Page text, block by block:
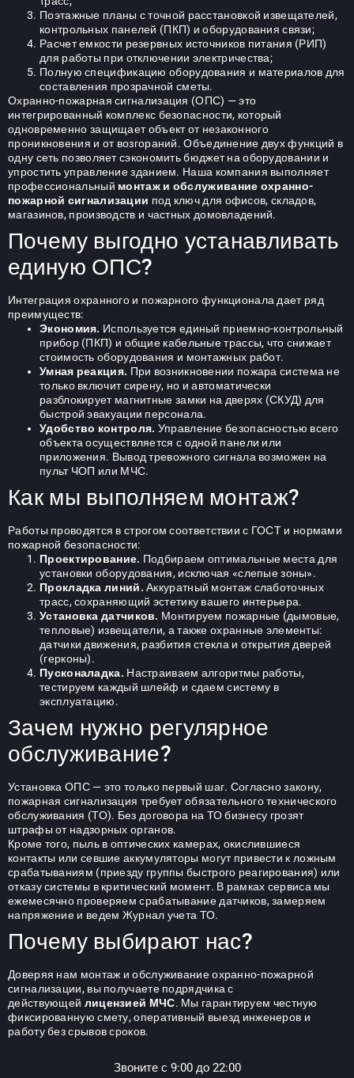
Поэтажные планы с точной расстановкой извещателей,
контрольных панелей (ПКП) и оборудования связи;
Расчет емкости резервных источников питания (РИП)
для работы при отключении электричества;
Полную спецификацию оборудования и материалов для
составления прозрачной сметы.
Охранно-пожарная сигнализация (ОПС) — это
интегрированный комплекс безопасности, который
одновременно защищает объект от незаконного
проникновения и от возгораний. Объединение двух функций в
одну сеть позволяет сэкономить бюджет на оборудовании и
упростить управление зданием. Наша компания выполняет
профессиональный монтаж и обслуживание охранно-
пожарной сигнализации под ключ для офисов, складов,
магазинов, производств и частных домовладений.
Почему выгодно устанавливать
единую ОПС?
Интеграция охранного и пожарного функционала дает ряд
преимуществ:
Экономия. Используется единый приемно-контрольный
прибор (ПКП) и общие кабельные трассы, что снижает
стоимость оборудования и монтажных работ.
Умная реакция. При возникновении пожара система не
только включит сирену, но и автоматически
разблокирует магнитные замки на дверях (СКУД) для
быстрой эвакуации персонала.
Удобство контроля. Управление безопасностью всего
объекта осуществляется с одной панели или
приложения. Вывод тревожного сигнала возможен на
пульт ЧОП или МЧС.
Как мы выполняем монтаж?
Работы проводятся в строгом соответствии с ГОСТ и нормами
пожарной безопасности:
Проектирование. Подбираем оптимальные места для
установки оборудования, исключая «слепые зоны».
Прокладка линий. Аккуратный монтаж слаботочных
трасс, сохраняющий эстетику вашего интерьера.
Установка датчиков. Монтируем пожарные (дымовые,
тепловые) извещатели, а также охранные элементы:
датчики движения, разбития стекла и открытия дверей
(герконы).
Пусконаладка. Настраиваем алгоритмы работы,
тестируем каждый шлейф и сдаем систему в
эксплуатацию.
Зачем нужно регулярное
обслуживание?
Установка ОПС — это только первый шаг. Согласно закону,
пожарная сигнализация требует обязательного технического
обслуживания (ТО). Без договора на ТО бизнесу грозят
штрафы от надзорных органов.
Кроме того, пыль в оптических камерах, окислившиеся
контакты или севшие аккумуляторы могут привести к ложным
срабатываниям (приезду группы быстрого реагирования) или
отказу системы в критический момент. В рамках сервиса мы
ежемесячно проверяем срабатывание датчиков, замеряем
напряжение и ведем Журнал учета ТО.
Почему выбирают нас?
Доверяя нам монтаж и обслуживание охранно-пожарной
сигнализации, вы получаете подрядчика с
действующей лицензией МЧС. Мы гарантируем честную
фиксированную смету, оперативный выезд инженеров и
работу без срывов сроков.
Звоните с 9:00 до 22:00